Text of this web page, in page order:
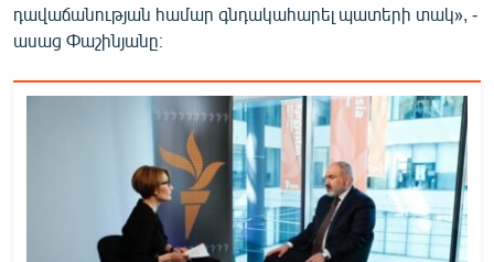
դավաճանության համար գնդակահարել պատերի տակ», -
ասաց Փաշինյանը։